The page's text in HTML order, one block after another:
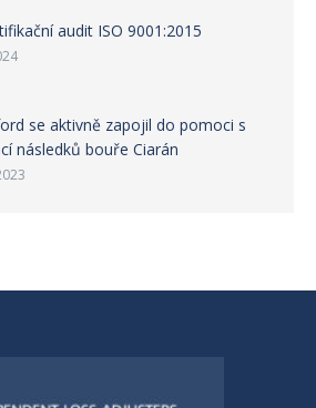
audit ISO 9001:2015
se aktivně zapojil do pomoci s
následků bouře Ciarán